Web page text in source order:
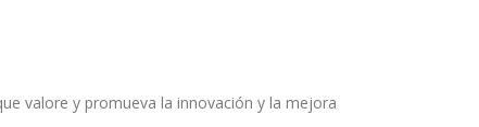
valore y promueva la innovación y la mejora